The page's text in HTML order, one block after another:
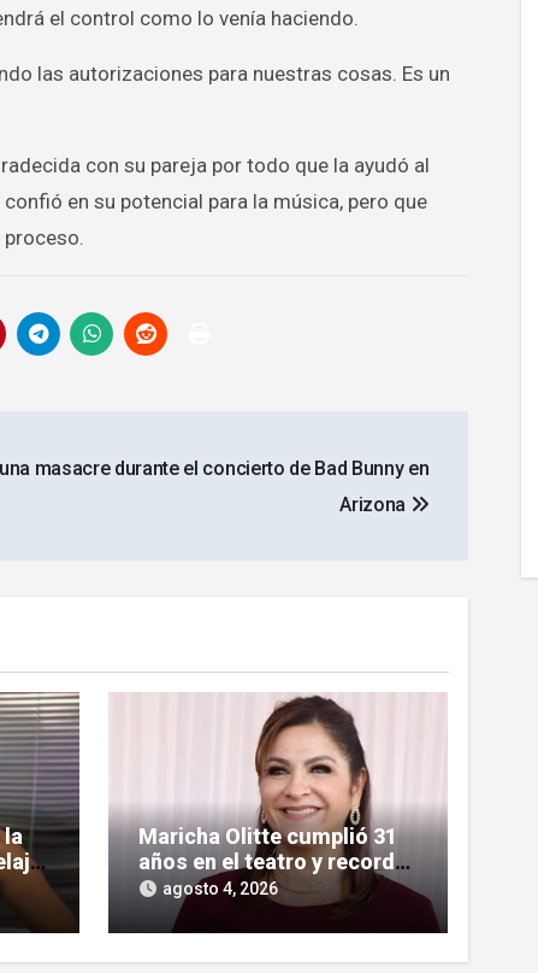
el control como lo venía haciendo.
las autorizaciones para nuestras cosas. Es un
con su pareja por todo que la ayudó al
en su potencial para la música, pero que
proceso.
masacre durante el concierto de Bad Bunny en
Arizona
la
Maricha Olitte cumplió 31
años en el teatro y recordó
el legado de su papá, José
Olitte
agosto 4, 2026